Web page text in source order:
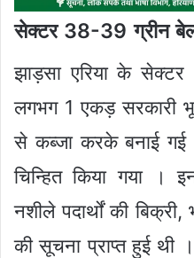
सेक्टर 38-39 ग्रीन
झाड़सा एरिया के
लगभग 1 एकड़ सरकारी
से कब्जा करके बनाई गई
चिन्हित किया गया ।
नशीले पदार्थों की
की सूचना प्राप्त हुई थी ।